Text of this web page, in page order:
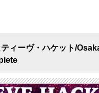
ィーヴ・ハケット/